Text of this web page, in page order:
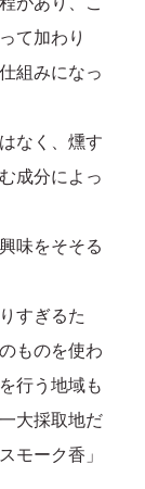
て加わり
組みになっ
なく、燻す
成分によっ
味をそそる
すぎるた
ものを使わ
行う地域も
大採取地だ
モーク香」